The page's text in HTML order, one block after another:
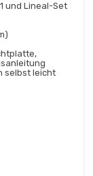
und Lineal-Set
selbst leicht